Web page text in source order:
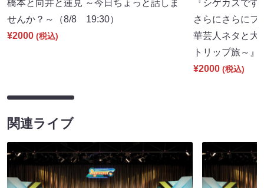
橋本と向井と蓮見 ～今日ちょっと話しま
せんか？～（8/8 19:30）
¥2000 (税込)
『シゲカズで
さらにさらにフ
華芸人ネタと大
トリップ旅～
¥2000 (税込)
関連ライブ